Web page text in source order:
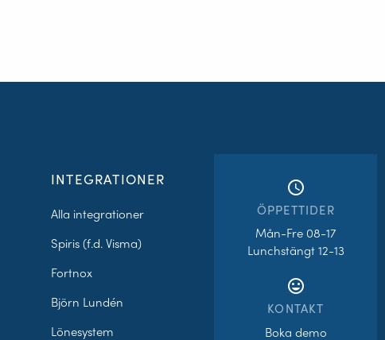
INTEGRATIONER
Alla integrationer
Spiris (f.d. Visma)
Fortnox
Björn Lundén
Lönesystem
access_time
ÖPPETTIDER
Mån-Fre 08-17
Lunchstängt 12-13
tag_faces
KONTAKT
Boka demo